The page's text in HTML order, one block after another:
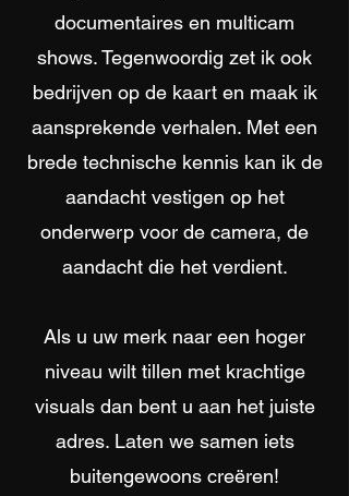
documentaires en multicam
shows. Tegenwoordig zet ik ook
bedrijven op de kaart en maak ik
aansprekende verhalen. Met een
brede technische kennis kan ik de
aandacht vestigen op het
onderwerp voor de camera, de
aandacht die het verdient.
Als u uw merk naar een hoger
niveau wilt tillen met krachtige
visuals dan bent u aan het juiste
adres. Laten we samen iets
buitengewoons creëren!